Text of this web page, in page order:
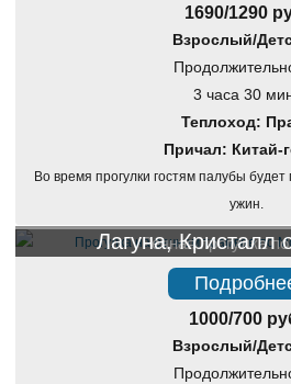
1690/1290
Взрослый/
3 часа 30
Теплоход:
Причал: Китай-
Во время прогулки гостям палубы
ужин.
Речная прогулка
Лагуна, Кристалл
1000/700
Взрослый/